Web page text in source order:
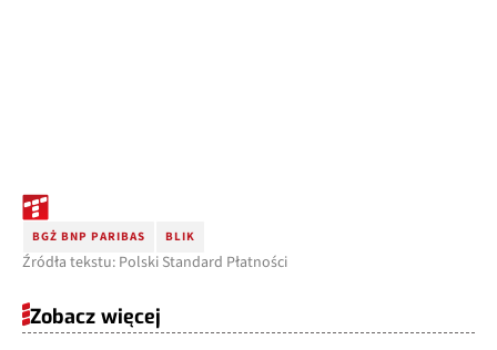
BGŻ BNP PARIBAS BLIK
Źródła tekstu: Polski Standard Płatności
Zobacz więcej